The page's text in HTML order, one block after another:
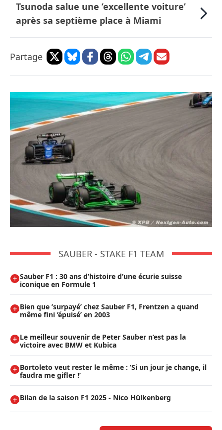
Tsunoda salue une ’excellente voiture’
après sa septième place à Miami
Partage
SAUBER - STAKE F1 TEAM
Sauber F1 : 30 ans d’histoire d’une écurie suisse
iconique en Formule 1
Bien que ’surpayé’ chez Sauber F1, Frentzen a quand
même fini ’épuisé’ en 2003
Le meilleur souvenir de Peter Sauber n’est pas la
victoire avec BMW et Kubica
Bortoleto veut rester le même : ’Si un jour je change, il
faudra me gifler !’
Bilan de la saison F1 2025 - Nico Hülkenberg